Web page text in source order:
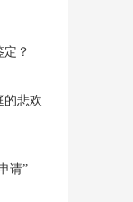
？
的悲欢
请”